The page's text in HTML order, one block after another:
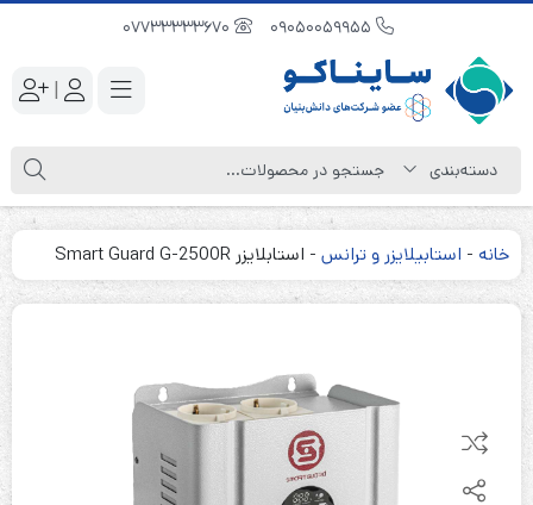
|
خانه - استابیلایزر و ترانس - استابلایزر Smart Guard G-2500R